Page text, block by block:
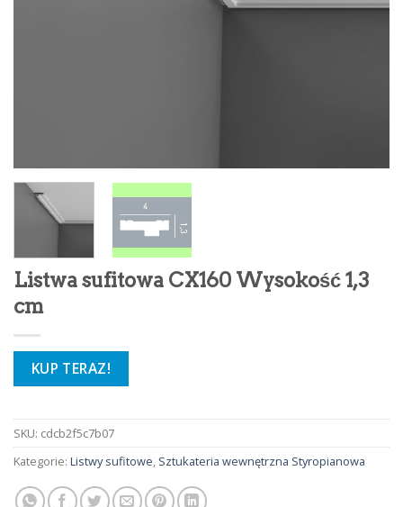
Listwa sufitowa CX160 Wysokość 1,3
cm
KUP TERAZ!
SKU: cdcb2f5c7b07
Kategorie: Listwy sufitowe, Sztukateria wewnętrzna Styropianowa